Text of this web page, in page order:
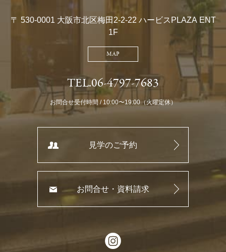
〒 530-0001 大阪市北区梅田2-2-22 ハービスPLAZA ENT
1F
MAP
TEL.06-4797-7683
お問合せ受付時間 / 10:00〜19:00（火曜定休）
見学のご予約
お問合せ・資料請求